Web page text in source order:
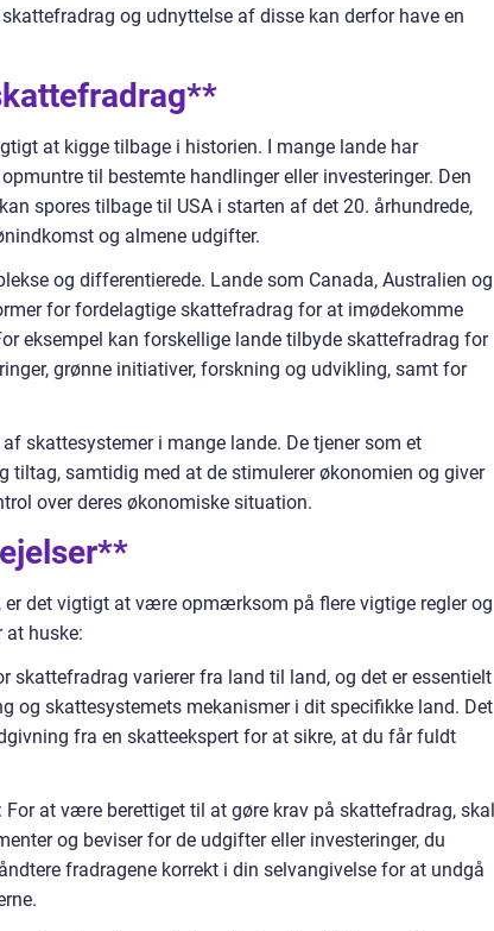
og udnyttelse af disse kan derfor have en
at kigge tilbage i historien. I mange lande har
til bestemte handlinger eller investeringer. Den
spores tilbage til USA i starten af det 20. århundrede,
og almene udgifter.
og differentierede. Lande som Canada, Australien og
for fordelagtige skattefradrag for at imødekomme
eksempel kan forskellige lande tilbyde skattefradrag for
grønne initiativer, forskning og udvikling, samt for
skattesystemer i mange lande. De tjener som et
tiltag, samtidig med at de stimulerer økonomien og giver
over deres økonomiske situation.
det vigtigt at være opmærksom på flere vigtige regler og
at huske:
skattefradrag varierer fra land til land, og det er essentielt
og skattesystemets mekanismer i dit specifikke land. Det
fra en skatteekspert for at sikre, at du får fuldt
at være berettiget til at gøre krav på skattefradrag, skal
og beviser for de udgifter eller investeringer, du
fradragene korrekt i din selvangivelse for at undgå